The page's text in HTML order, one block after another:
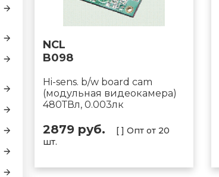
NCL
B098
Hi-sens. b/w board cam
(модульная видеокамера)
480ТВл, 0.003лк
2879 руб.
[ ] Опт от 20
шт.